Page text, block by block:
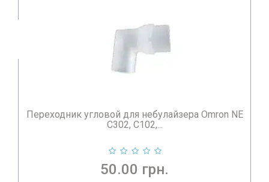
Переходник угловой для небулайзера Omron NE
C302, C102,...
50.00 грн.